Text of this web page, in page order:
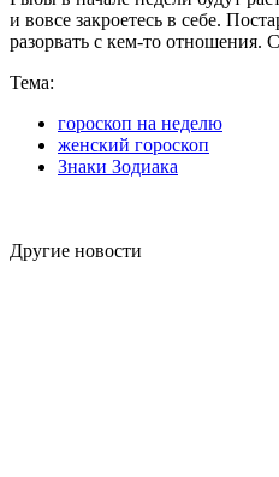
и вовсе закроетесь в себе.
разорвать с кем-то отношения.
Тема:
гороскоп на неделю
женский гороскоп
Знаки Зодиака
Другие новости